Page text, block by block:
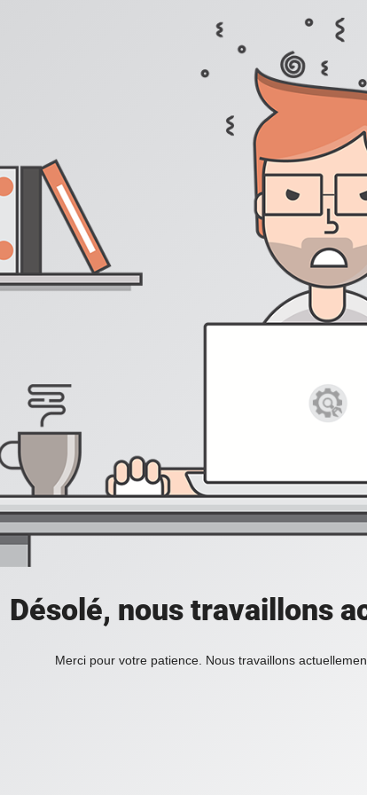
Désolé, nous travaillons
Merci pour votre patience. Nous travaillons